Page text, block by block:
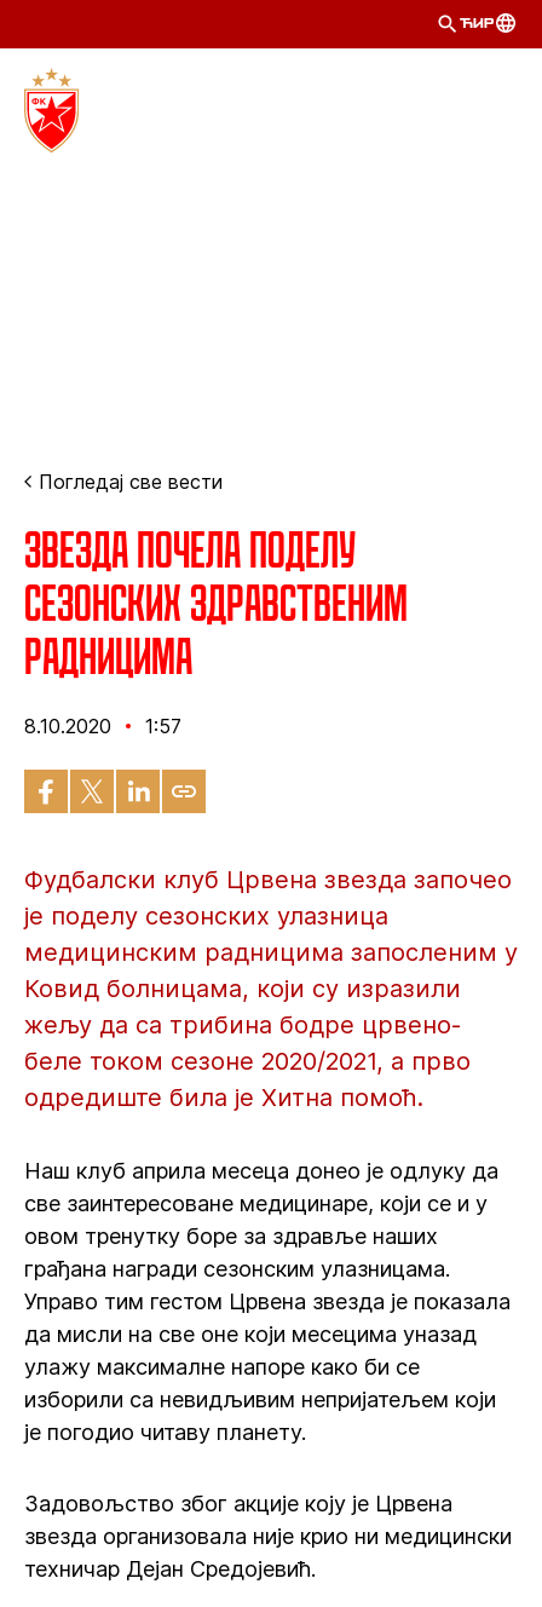
ЋИР
Погледај све вести
Звезда почела поделу
сезонских здравственим
радницима
8.10.2020 1:57
Фудбалски клуб Црвена звезда започео
је поделу сезонских улазница
медицинским радницима запосленим у
Ковид болницама, који су изразили
жељу да са трибина бодре црвено-
беле током сезоне 2020/2021, а прво
одредиште била је Хитна помоћ.
Наш клуб априла месеца донео је одлуку да
све заинтересоване медицинаре, који се и у
овом тренутку боре за здравље наших
грађана награди сезонским улазницама.
Управо тим гестом Црвена звезда је показала
да мисли на све оне који месецима уназад
улажу максималне напоре како би се
изборили са невидљивим непријатељем који
је погодио читаву планету.
Задовољство због акције коју је Црвена
звезда организовала није крио ни медицински
техничар Дејан Средојевић.